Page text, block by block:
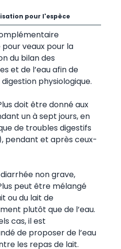
pour l'espèce
veaux pour la
du bilan des
et de l’eau afin de
physiologique.
doit être donné aux
un à sept jours, en
de troubles digestifs
pendant et après ceux-
non grave,
peut être mélangé
ou du lait de
plutôt que de l’eau.
cas, il est
de proposer de l’eau
les repas de lait.